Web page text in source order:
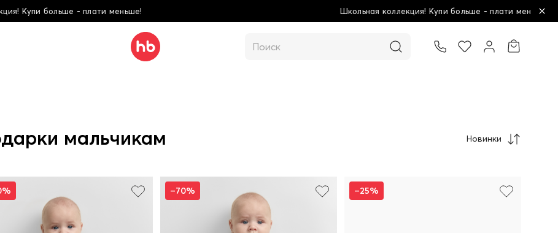
Школьная коллекция! Купи больше - плати меньше!
мальчикам Новинки
–70% –25%